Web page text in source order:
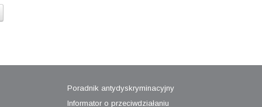
Poradnik antydyskryminacyjny
Informator o przeciwdziałaniu